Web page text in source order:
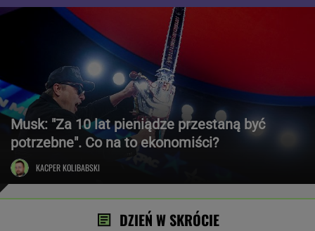
Musk: "Za 10 lat pieniądze przestaną być
potrzebne". Co na to ekonomiści?
KACPER KOLIBABSKI
DZIEŃ W SKRÓCIE